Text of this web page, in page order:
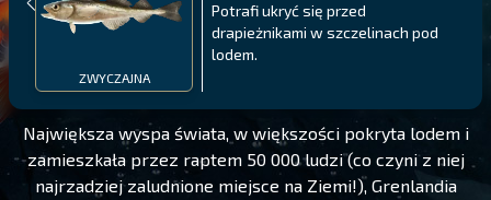
ZWYCZAJNA
Potrafi ukryć się przed
drapieżnikami w szczelinach pod
lodem.
Największa wyspa świata, w większości pokryta lodem i
zamieszkała przez raptem 50 000 ludzi (co czyni z niej
najrzadziej zaludnione miejsce na Ziemi!), Grenlandia